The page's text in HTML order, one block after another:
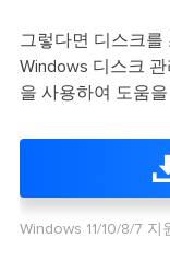
그렇다면 디스크를
Windows 디스크
을 사용하여 도움
Windows 11/10/8/7 지